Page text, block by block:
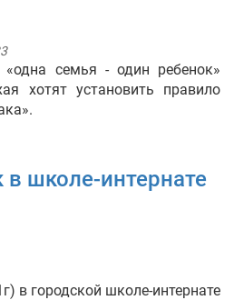
семья - один ребенок»
хотят установить правило
школе-интернате
в городской школе-интернате